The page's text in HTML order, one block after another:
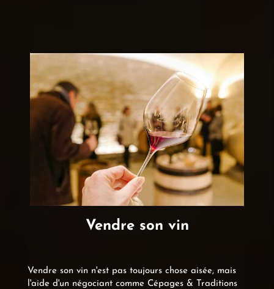
Vendre son vin
Vendre son vin n'est pas toujours chose aisée, mais
l'aide d'un négociant comme Cépages & Traditions